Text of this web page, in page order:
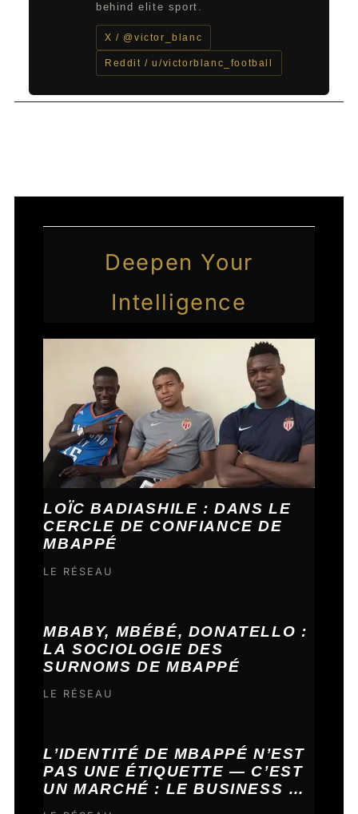
behind elite sport.
X / @victor_blanc
Reddit / u/victorblanc_football
Deepen Your
Intelligence
LOÏC BADIASHILE : DANS LE
CERCLE DE CONFIANCE DE
MBAPPÉ
LE RÉSEAU
MBABY, MBÉBÉ, DONATELLO :
LA SOCIOLOGIE DES
SURNOMS DE MBAPPÉ
LE RÉSEAU
L’IDENTITÉ DE MBAPPÉ N’EST
PAS UNE ÉTIQUETTE — C’EST
UN MARCHÉ : LE BUSINESS DE
SES RACINES